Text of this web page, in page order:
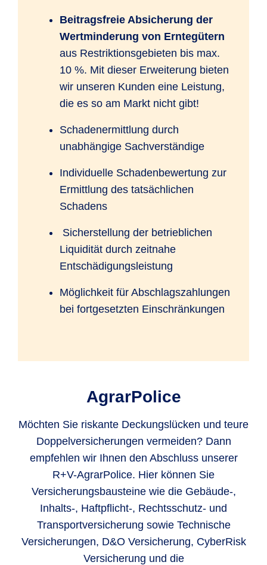
Beitragsfreie Absicherung der
Wertminderung von Erntegütern
aus Restriktionsgebieten bis max.
10 %. Mit dieser Erweiterung bieten
wir unseren Kunden eine Leistung,
die es so am Markt nicht gibt!
Schadenermittlung durch
unabhängige Sachverständige
Individuelle Schadenbewertung zur
Ermittlung des tatsächlichen
Schadens
Sicherstellung der betrieblichen
Liquidität durch zeitnahe
Entschädigungsleistung
Möglichkeit für Abschlagszahlungen
bei fortgesetzten Einschränkungen
AgrarPolice
Möchten Sie riskante Deckungslücken und teure
Doppelversicherungen vermeiden? Dann
empfehlen wir Ihnen den Abschluss unserer
R+V-AgrarPolice. Hier können Sie
Versicherungsbausteine wie die Gebäude-,
Inhalts-, Haftpflicht-, Rechtsschutz- und
Transportversicherung sowie Technische
Versicherungen, D&O Versicherung, CyberRisk
Versicherung und die